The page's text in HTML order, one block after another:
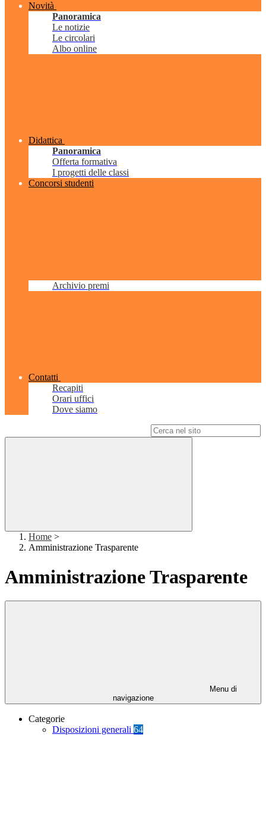
Novità
Panoramica
Le notizie
Le circolari
Albo online
Didattica
Panoramica
Offerta formativa
I progetti delle classi
Concorsi studenti
Archivio premi
Contatti
Recapiti
Orari uffici
Dove siamo
Home >
Amministrazione Trasparente
Amministrazione Trasparente
Menu di
navigazione
Categorie
Disposizioni generali 64